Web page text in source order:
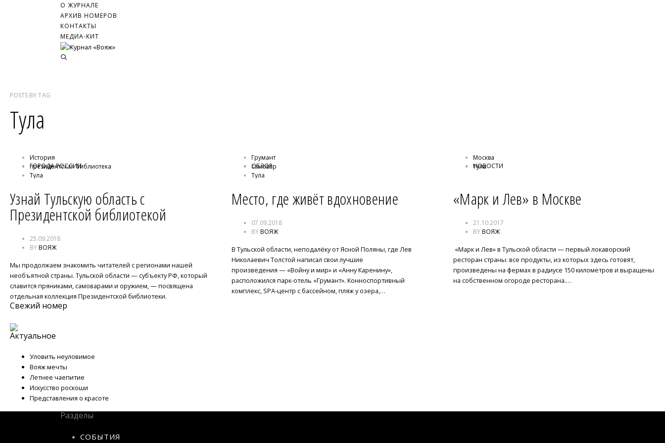
О ЖУРНАЛЕ
АРХИВ НОМЕРОВ
КОНТАКТЫ
МЕДИА-КИТ
POSTS BYTAG
Тула
ГОРОДА РОССИИ
История
президентская библиотека
Тула
Узнай Тульскую область с
Президентской библиотекой
25.09.2018
BYВОЯЖ
Мы продолжаем знакомить читателей с регионами нашей
необъятной страны. Тульской области — субъекту РФ, который
славится пряниками, самоварами и оружием, — посвящена
отдельная коллекция Президентской библиотеки.
ОБЗОР
Грумант
самовар
Тула
Место, где живёт вдохновение
07.09.2018
BYВОЯЖ
В Тульской области, неподалёку от Ясной Поляны, где Лев
Николаевич Толстой написал свои лучшие
произведения — «Войну и мир» и «Анну Каренину»,
расположился парк-отель «Грумант». Конноспортивный
комплекс, SPA-центр с бассейном, пляж у озера,…
НОВОСТИ
Москва
Тула
«Марк и Лев» в Москве
21.10.2017
BYВОЯЖ
«Марк и Лев» в Тульской области — первый локаворский
ресторан страны: все продукты, из которых здесь готовят,
произведены на фермах в радиусе 150 километров и выращены
на собственном огороде ресторана.…
Свежий номер
Актуальное
Уловить неуловимое
Вояж мечты
Летнее чаепитие
Искусство роскоши
Представления о красоте
Разделы
СОБЫТИЯ